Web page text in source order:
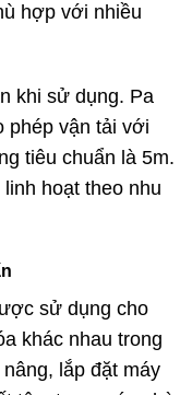
hợp với nhiều
khi sử dụng. Pa
phép vận tải với
tiêu chuẩn là 5m.
hoạt theo nhu
sử dụng cho
khác nhau trong
lắp đặt máy